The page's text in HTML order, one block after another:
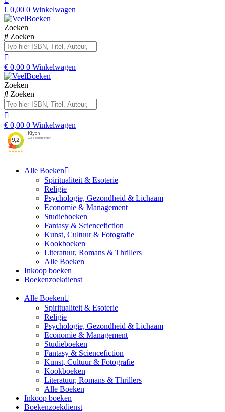
€ 0,00 0 Winkelwagen
Zoeken
Zoeken
€ 0,00 0 Winkelwagen
Zoeken
Zoeken
€ 0,00 0 Winkelwagen
Alle Boeken
Spiritualiteit & Esoterie
Religie
Psychologie, Gezondheid & Lichaam
Economie & Management
Studieboeken
Fantasy & Sciencefiction
Kunst, Cultuur & Fotografie
Kookboeken
Literatuur, Romans & Thrillers
Alle Boeken
Inkoop boeken
Boekenzoekdienst
Alle Boeken
Spiritualiteit & Esoterie
Religie
Psychologie, Gezondheid & Lichaam
Economie & Management
Studieboeken
Fantasy & Sciencefiction
Kunst, Cultuur & Fotografie
Kookboeken
Literatuur, Romans & Thrillers
Alle Boeken
Inkoop boeken
Boekenzoekdienst